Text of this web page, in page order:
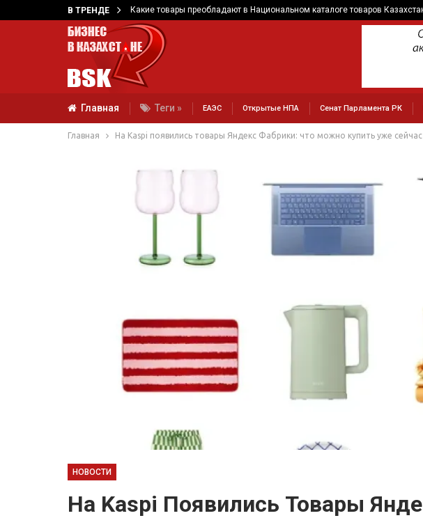
В ТРЕНДЕ Какие товары преобладают в Национальном каталоге товаров
Главная Теги » ЕАЭС Открытые НПА Сенат Парламента РК
Главная На Kaspi появились товары Яндекс Фабрики: что можно купить уже сейчас
НОВОСТИ
На Kaspi Появились Товары